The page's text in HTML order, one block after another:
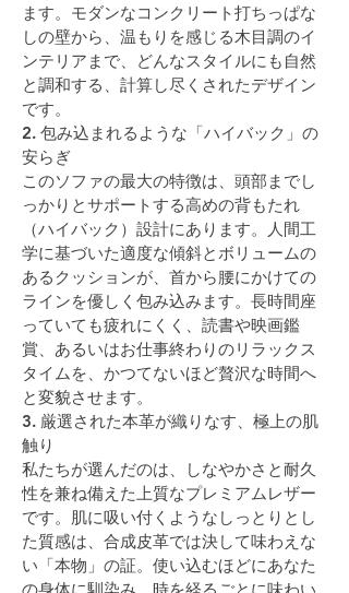
ます。モダンなコンクリート打ちっぱな
しの壁から、温もりを感じる木目調のイ
ンテリアまで、どんなスタイルにも自然
と調和する、計算し尽くされたデザイン
です。
2. 包み込まれるような「ハイバック」の
安らぎ
このソファの最大の特徴は、頭部までし
っかりとサポートする高めの背もたれ
（ハイバック）設計にあります。人間工
学に基づいた適度な傾斜とボリュームの
あるクッションが、首から腰にかけての
ラインを優しく包み込みます。長時間座
っていても疲れにくく、読書や映画鑑
賞、あるいはお仕事終わりのリラックス
タイムを、かつてないほど贅沢な時間へ
と変貌させます。
3. 厳選された本革が織りなす、極上の肌
触り
私たちが選んだのは、しなやかさと耐久
性を兼ね備えた上質なプレミアムレザー
です。肌に吸い付くようなしっとりとし
た質感は、合成皮革では決して味わえな
い「本物」の証。使い込むほどにあなた